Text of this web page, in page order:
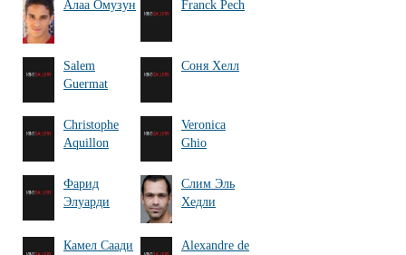
Алаа Омузун Franck Pech
Salem
Guermat
Соня Хелл
Christophe
Aquillon
Veronica
Ghio
Фарид
Элуарди
Слим Эль
Хедли
Камел Саади
Alexandre de